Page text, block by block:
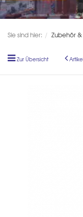
Sie sind hier: Zubehör
Zur Übersicht